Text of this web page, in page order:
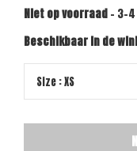
Niet op voorraad- 3-
Beschikbaar in de